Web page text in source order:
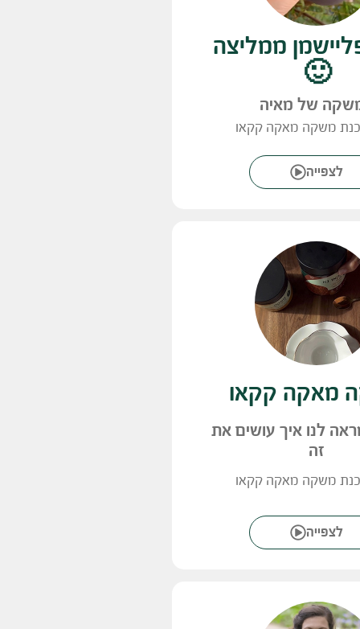
ממליצה
🙂
של מאיה
משקה מאקה קקאו
לצפייה
מאקה קקאו
לנו איך עושים את
זה
משקה מאקה קקאו
לצפייה